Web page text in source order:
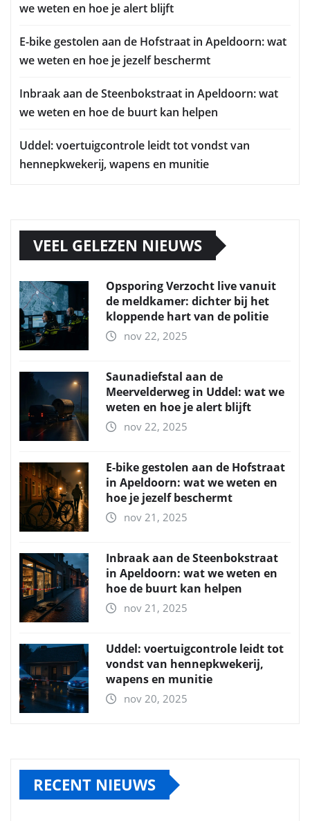
we weten en hoe je alert blijft
E-bike gestolen aan de Hofstraat in Apeldoorn: wat
we weten en hoe je jezelf beschermt
Inbraak aan de Steenbokstraat in Apeldoorn: wat
we weten en hoe de buurt kan helpen
Uddel: voertuigcontrole leidt tot vondst van
hennepkwekerij, wapens en munitie
VEEL GELEZEN NIEUWS
Opsporing Verzocht live vanuit
de meldkamer: dichter bij het
kloppende hart van de politie
nov 22, 2025
Saunadiefstal aan de
Meervelderweg in Uddel: wat we
weten en hoe je alert blijft
nov 22, 2025
E-bike gestolen aan de Hofstraat
in Apeldoorn: wat we weten en
hoe je jezelf beschermt
nov 21, 2025
Inbraak aan de Steenbokstraat
in Apeldoorn: wat we weten en
hoe de buurt kan helpen
nov 21, 2025
Uddel: voertuigcontrole leidt tot
vondst van hennepkwekerij,
wapens en munitie
nov 20, 2025
RECENT NIEUWS